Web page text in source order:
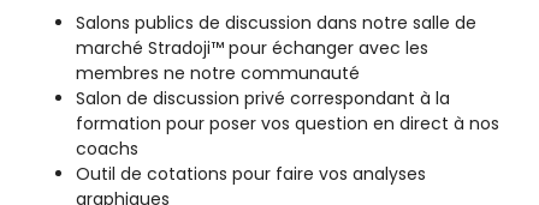
Salons publics de discussion dans notre salle de
marché Stradoji™ pour échanger avec les
membres ne notre communauté
Salon de discussion privé correspondant à la
formation pour poser vos question en direct à nos
coachs
Outil de cotations pour faire vos analyses
graphiques